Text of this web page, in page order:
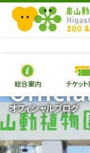
総合案内 チケッ
オフィシャルブログ